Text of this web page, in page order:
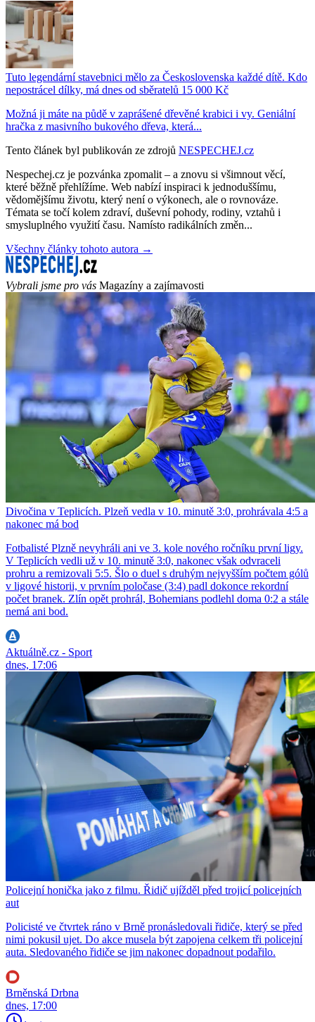
Tuto legendární stavebnici mělo za Československa každé dítě. Kdo
nepostrácel dílky, má dnes od sběratelů 15 000 Kč
Možná ji máte na půdě v zaprášené dřevěné krabici i vy. Geniální
hračka z masivního bukového dřeva, která...
Tento článek byl publikován ze zdrojů NESPECHEJ.cz
Nespechej.cz je pozvánka zpomalit – a znovu si všimnout věcí,
které běžně přehlížíme. Web nabízí inspiraci k jednoduššímu,
vědomějšímu životu, který není o výkonech, ale o rovnováze.
Témata se točí kolem zdraví, duševní pohody, rodiny, vztahů i
smysluplného využití času. Namísto radikálních změn...
Všechny články tohoto autora →
Vybrali jsme pro vás Magazíny a zajímavosti
Divočina v Teplicích. Plzeň vedla v 10. minutě 3:0, prohrávala 4:5 a
nakonec má bod
Fotbalisté Plzně nevyhráli ani ve 3. kole nového ročníku první ligy.
V Teplicích vedli už v 10. minutě 3:0, nakonec však odvraceli
prohru a remizovali 5:5. Šlo o duel s druhým nejvyšším počtem gólů
v ligové historii, v prvním poločase (3:4) padl dokonce rekordní
počet branek. Zlín opět prohrál, Bohemians podlehl doma 0:2 a stále
nemá ani bod.
Aktuálně.cz - Sport
dnes, 17:06
Policejní honička jako z filmu. Řidič ujížděl před trojicí policejních
aut
Policisté ve čtvrtek ráno v Brně pronásledovali řidiče, který se před
nimi pokusil ujet. Do akce musela být zapojena celkem tři policejní
auta. Sledovaného řidiče se jim nakonec dopadnout podařilo.
Brněnská Drbna
dnes, 17:00